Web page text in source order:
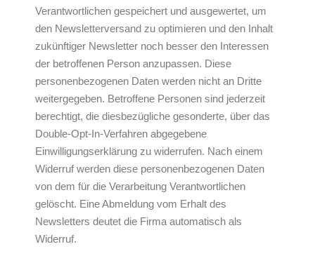
Verantwortlichen gespeichert und ausgewertet, um
den Newsletterversand zu optimieren und den Inhalt
zukünftiger Newsletter noch besser den Interessen
der betroffenen Person anzupassen. Diese
personenbezogenen Daten werden nicht an Dritte
weitergegeben. Betroffene Personen sind jederzeit
berechtigt, die diesbezügliche gesonderte, über das
Double-Opt-In-Verfahren abgegebene
Einwilligungserklärung zu widerrufen. Nach einem
Widerruf werden diese personenbezogenen Daten
von dem für die Verarbeitung Verantwortlichen
gelöscht. Eine Abmeldung vom Erhalt des
Newsletters deutet die Firma automatisch als
Widerruf.